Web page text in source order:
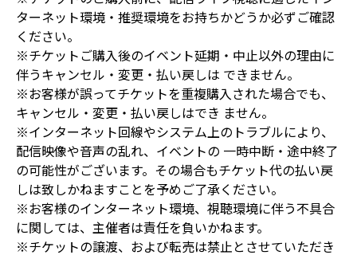
ターネット環境・推奨環境をお持ちかどうか必ずご確認
ください。
※チケットご購入後のイベント延期・中止以外の理由に
伴うキャンセル・変更・払い戻しは できません。
※お客様が誤ってチケットを重複購入された場合でも、
キャンセル・変更・払い戻しはでき ません。
※インターネット回線やシステム上のトラブルにより、
配信映像や音声の乱れ、イベントの 一時中断・途中終了
の可能性がございます。その場合もチケット代の払い戻
しは致しかねますことを予めご了承ください。
※お客様のインターネット環境、視聴環境に伴う不具合
に関しては、主催者は責任を負いかねます。
※チケットの譲渡、および転売は禁止とさせていただき